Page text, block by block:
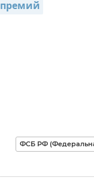
премий
ФСБ РФ